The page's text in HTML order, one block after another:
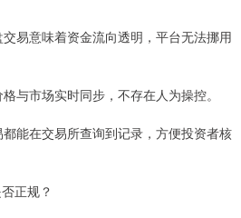
易意味着资金流向透明，平台无法挪用
与市场实时同步，不存在人为操控。
能在交易所查询到记录，方便投资者核
正规？